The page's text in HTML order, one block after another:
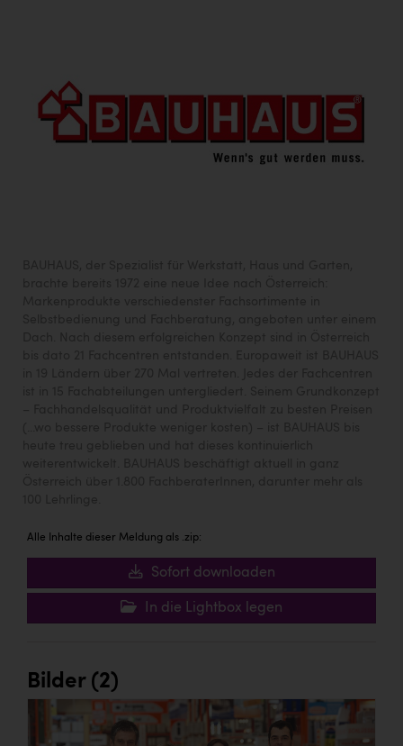
kontakt
Alle Inhalte dieser Meldung als .zip:
Sofort downloaden
In die Lightbox legen
Bilder (2)